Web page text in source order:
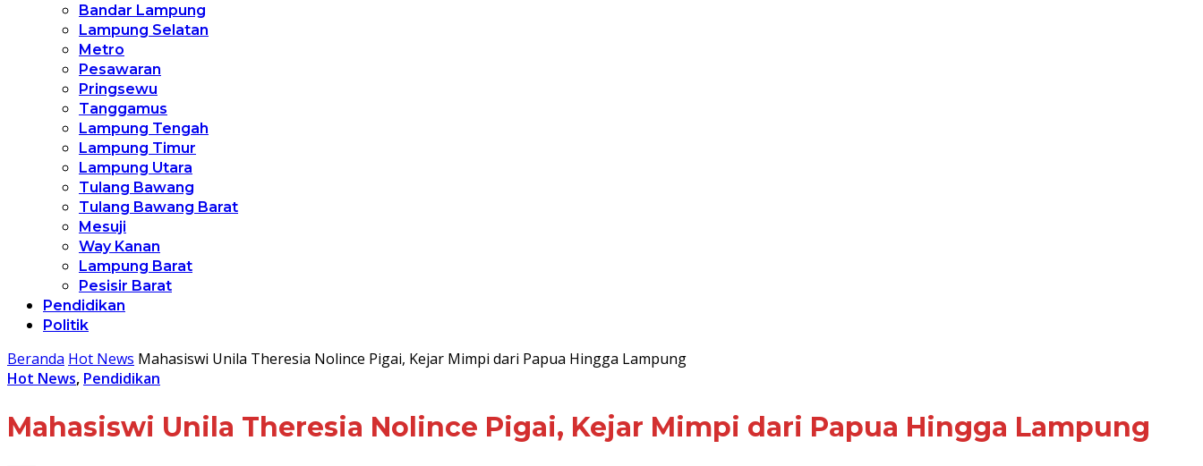
Bandar Lampung
Lampung Selatan
Metro
Pesawaran
Pringsewu
Tanggamus
Lampung Tengah
Lampung Timur
Lampung Utara
Tulang Bawang
Tulang Bawang Barat
Mesuji
Way Kanan
Lampung Barat
Pesisir Barat
Pendidikan
Politik
Beranda Hot News Mahasiswi Unila Theresia Nolince Pigai, Kejar Mimpi dari Papua Hingga Lampung
Hot News, Pendidikan
Mahasiswi Unila Theresia Nolince Pigai, Kejar Mimpi dari Papua Hingga Lampung